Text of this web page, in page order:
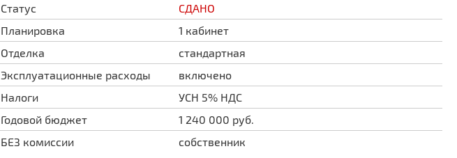
Статус
СДАНО
Планировка
1 кабинет
Отделка
стандартная
Эксплуатационные расходы
включено
Налоги
УСН 5% НДС
Годовой бюджет
1 240 000 руб.
БЕЗ комиссии
собственник